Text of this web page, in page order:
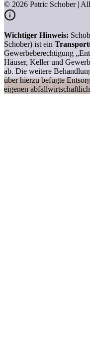
© 2026 Patric Schober |
Wichtiger Hinweis:
Schober) ist ein
Gewerbeberechtigung
Häuser, Keller und
ab. Die weitere
über hierzu befugte
eigenen